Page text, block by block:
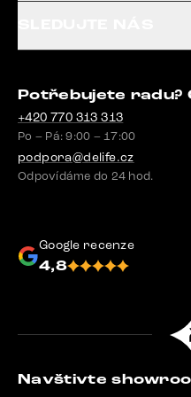
Potřebujete radu?
+420 770 313 313
Po – Pá: 9:00 – 17:00
podpora@delife.cz
Odpovídáme do 24 hod.
Google recenze
4,8
Navštivte